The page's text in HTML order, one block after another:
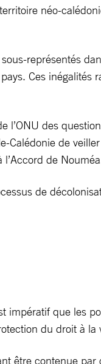
néo-
représentés
Ces inégalités
l’ONU des
Calédonie de
de
de
impératif que les
du droit à la
être contenue